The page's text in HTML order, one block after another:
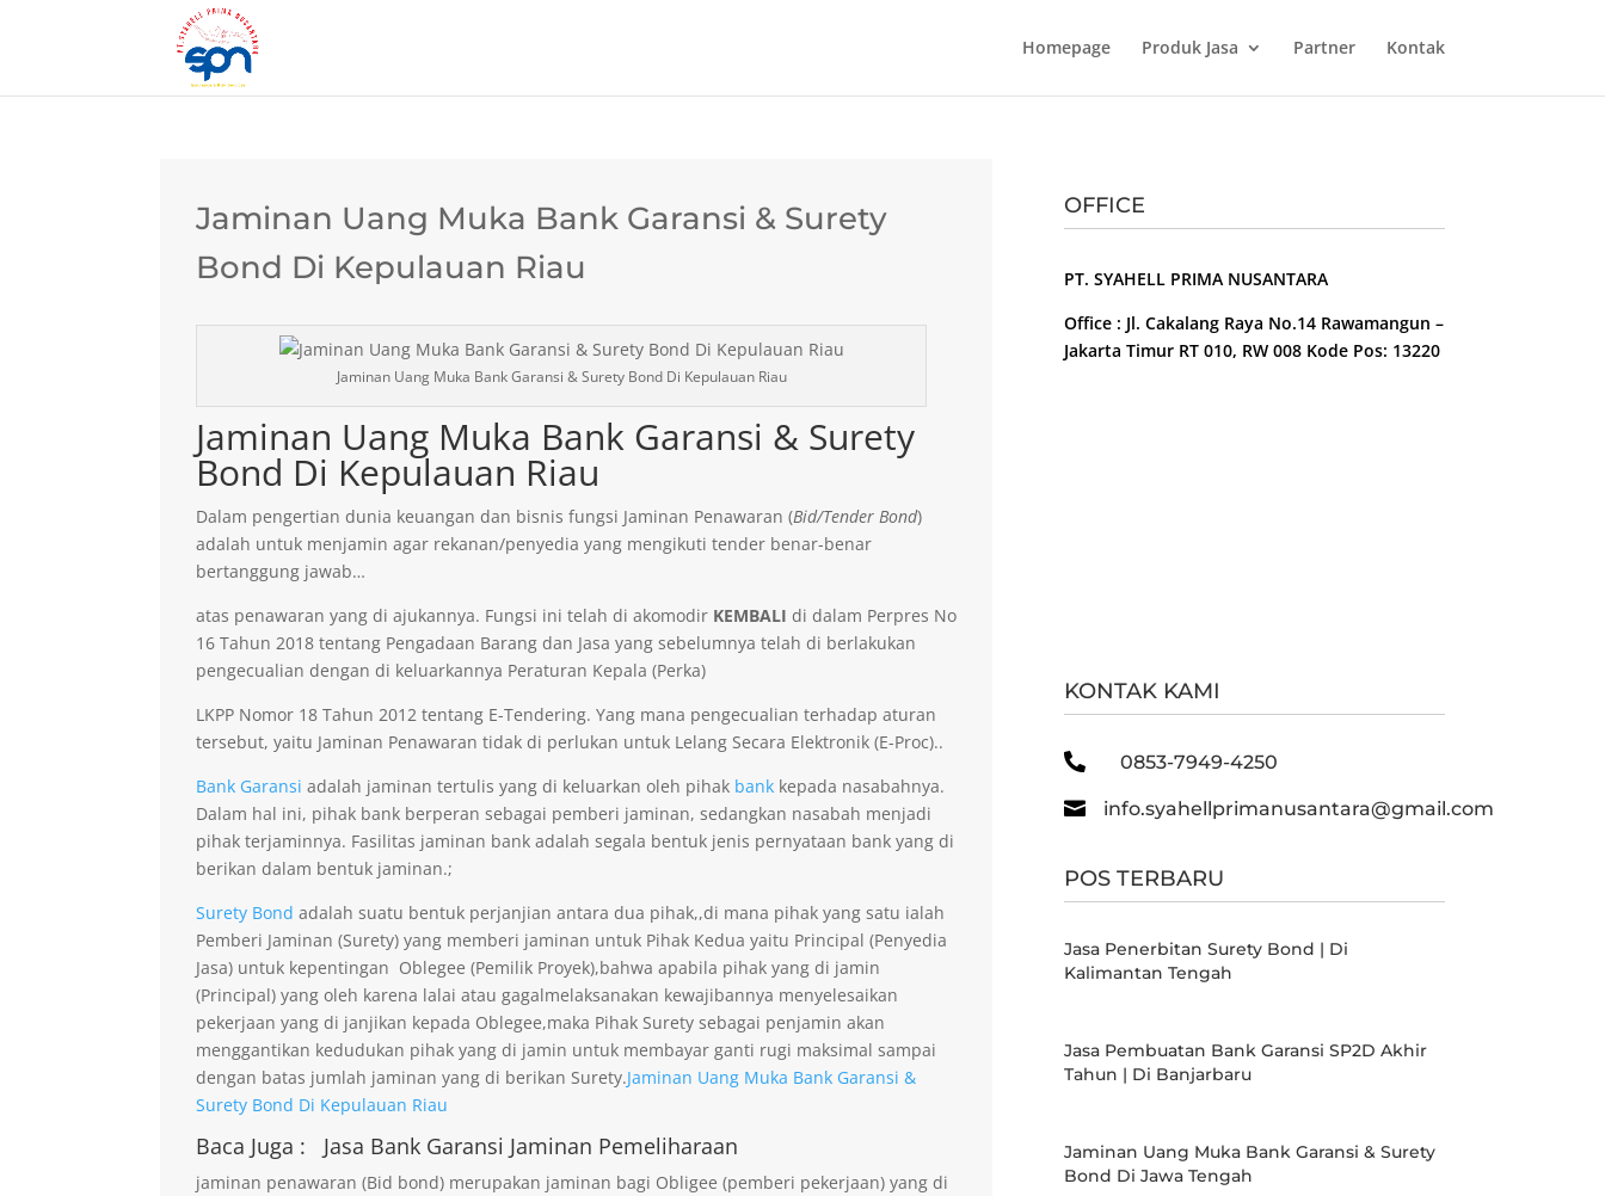
Homepage Produk Jasa Partner Kontak
Jaminan Uang Muka Bank Garansi & Surety
Bond Di Kepulauan Riau
Jaminan Uang Muka Bank Garansi & Surety Bond Di Kepulauan Riau
Jaminan Uang Muka Bank Garansi & Surety
Bond Di Kepulauan Riau
Dalam pengertian dunia keuangan dan bisnis fungsi Jaminan Penawaran (Bid/Tender Bond)
adalah untuk menjamin agar rekanan/penyedia yang mengikuti tender benar-benar
bertanggung jawab…
atas penawaran yang di ajukannya. Fungsi ini telah di akomodir KEMBALI di dalam Perpres No
16 Tahun 2018 tentang Pengadaan Barang dan Jasa yang sebelumnya telah di berlakukan
pengecualian dengan di keluarkannya Peraturan Kepala (Perka)
LKPP Nomor 18 Tahun 2012 tentang E-Tendering. Yang mana pengecualian terhadap aturan
tersebut, yaitu Jaminan Penawaran tidak di perlukan untuk Lelang Secara Elektronik (E-Proc)..
Bank Garansi adalah jaminan tertulis yang di keluarkan oleh pihak bank kepada nasabahnya.
Dalam hal ini, pihak bank berperan sebagai pemberi jaminan, sedangkan nasabah menjadi
pihak terjaminnya. Fasilitas jaminan bank adalah segala bentuk jenis pernyataan bank yang di
berikan dalam bentuk jaminan.;
Surety Bond adalah suatu bentuk perjanjian antara dua pihak,,di mana pihak yang satu ialah
Pemberi Jaminan (Surety) yang memberi jaminan untuk Pihak Kedua yaitu Principal (Penyedia
Jasa) untuk kepentingan Oblegee (Pemilik Proyek),bahwa apabila pihak yang di jamin
(Principal) yang oleh karena lalai atau gagalmelaksanakan kewajibannya menyelesaikan
pekerjaan yang di janjikan kepada Oblegee,maka Pihak Surety sebagai penjamin akan
menggantikan kedudukan pihak yang di jamin untuk membayar ganti rugi maksimal sampai
dengan batas jumlah jaminan yang di berikan Surety.Jaminan Uang Muka Bank Garansi &
Surety Bond Di Kepulauan Riau
Baca Juga : Jasa Bank Garansi Jaminan Pemeliharaan
jaminan penawaran (Bid bond) merupakan jaminan bagi Obligee (pemberi pekerjaan) yang di
OFFICE
PT. SYAHELL PRIMA NUSANTARA
Office : Jl. Cakalang Raya No.14 Rawamangun –
Jakarta Timur RT 010, RW 008 Kode Pos: 13220
KONTAK KAMI
 0853-7949-4250
 info.syahellprimanusantara@gmail.com
POS TERBARU
Jasa Penerbitan Surety Bond | Di
Kalimantan Tengah
Jasa Pembuatan Bank Garansi SP2D Akhir
Tahun | Di Banjarbaru
Jaminan Uang Muka Bank Garansi & Surety
Bond Di Jawa Tengah